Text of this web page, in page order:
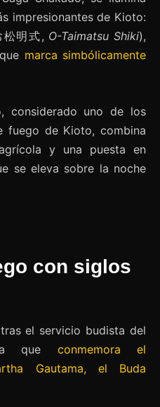
impresionantes de Kioto:
松明式, O-Taimatsu Shiki),
marca simbólicamente
considerado uno de los
fuego de Kioto, combina
y una puesta en
se eleva sobre la noche
con siglos
el servicio budista del
que conmemora el
Gautama, el Buda